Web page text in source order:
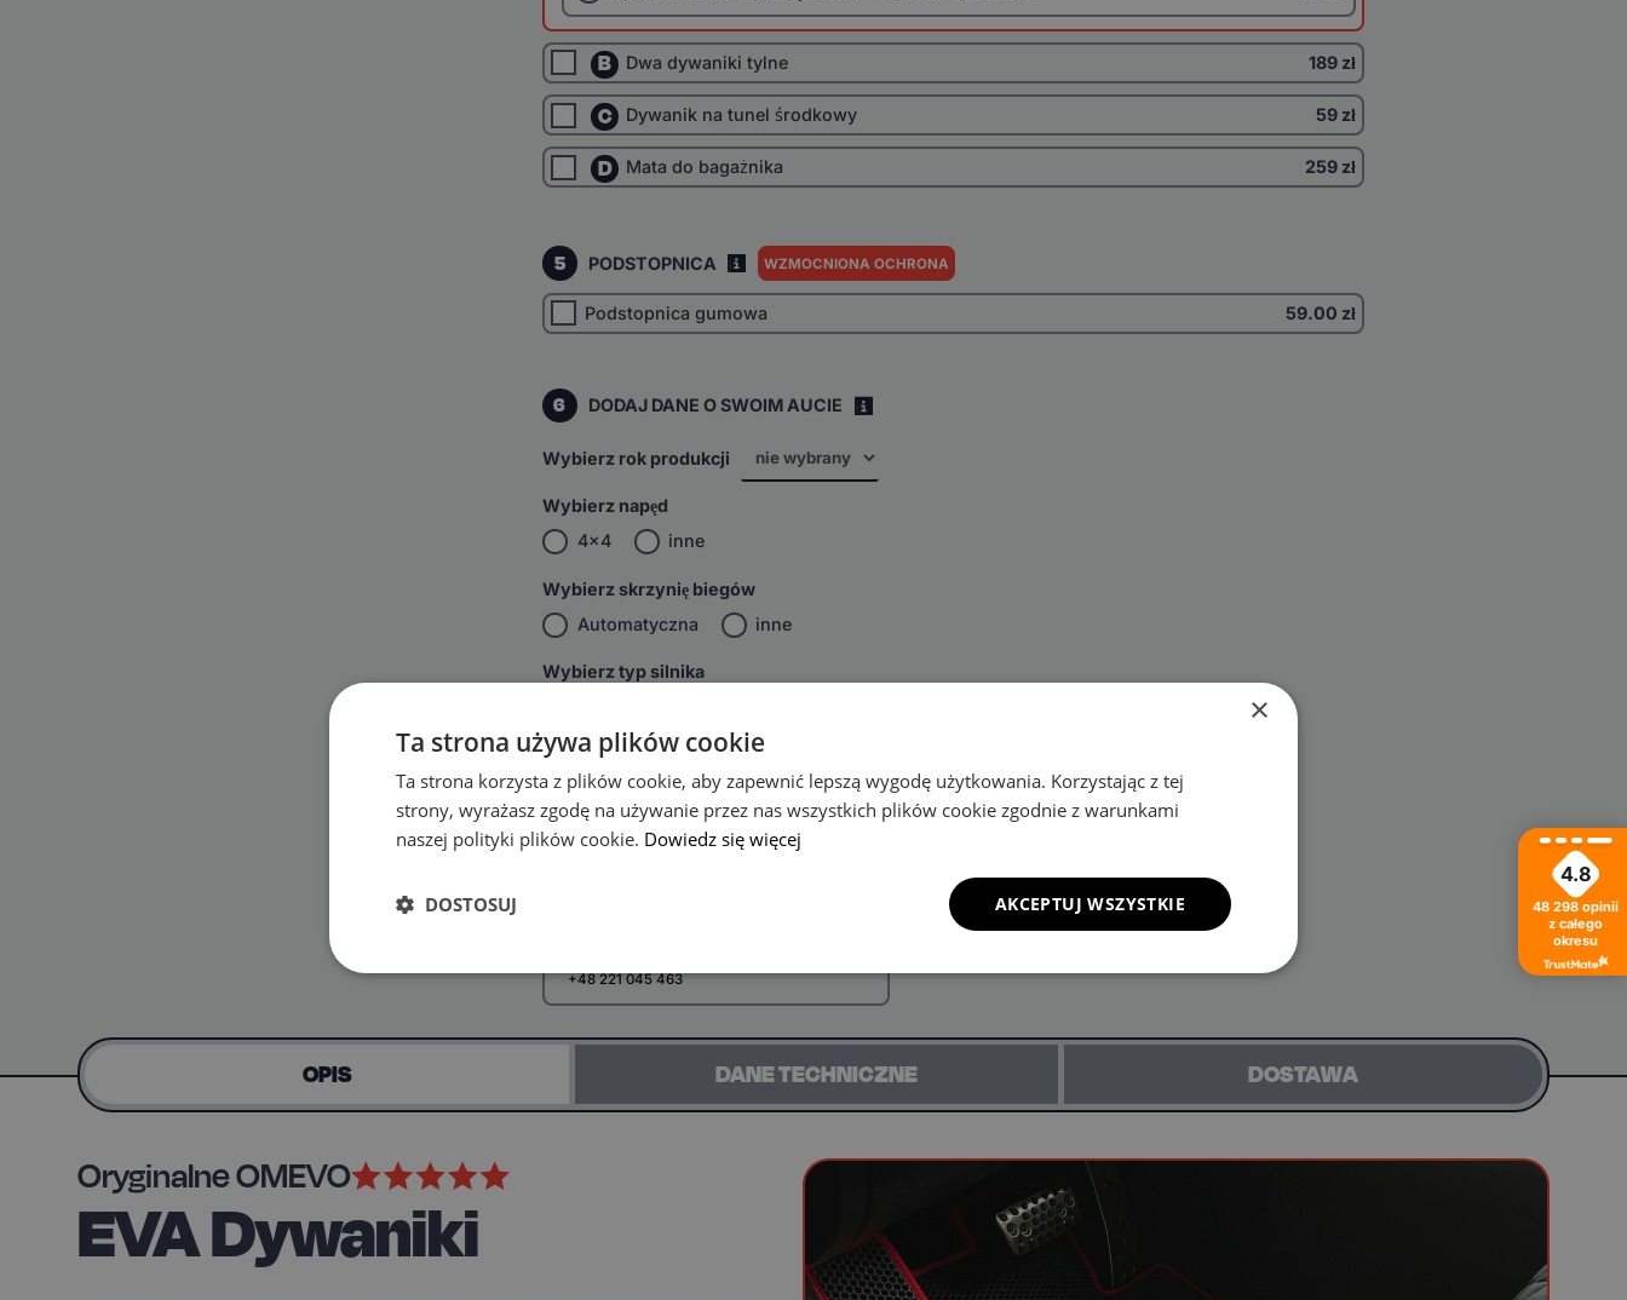
B Dwa dywaniki tylne 189 zł
C Dywanik na tunel środkowy 59 zł
D Mata do bagażnika 259 zł
5 PODSTOPNICA WZMOCNIONA OCHRONA
Podstopnica gumowa 59.00 zł
6 DODAJ DANE O SWOIM AUCIE
Wybierz rok produkcji
Wybierz napęd
4x4
inne
Wybierz skrzynię biegów
Automatyczna
inne
Wybierz typ silnika
DODAJ DO KOSZYKA
+48 221 045 463
OPIS DANE TECHNICZNE DOSTAWA
Oryginalne OMEVO
EVA Dywaniki
4.8
48 298 opinii
z całego
okresu
×
Ta strona używa plików cookie
Ta strona korzysta z plików cookie, aby zapewnić lepszą wygodę użytkowania. Korzystając z tej
strony, wyrażasz zgodę na używanie przez nas wszystkich plików cookie zgodnie z warunkami
naszej polityki plików cookie. Dowiedz się więcej
AKCEPTUJ WSZYSTKIE
DOSTOSUJ